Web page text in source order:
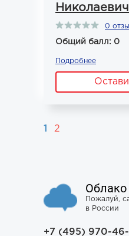
Николаевич
0
Общий балл: 0
Подробнее
1 2
Пожалуй,
в России
+7 (495) 970-